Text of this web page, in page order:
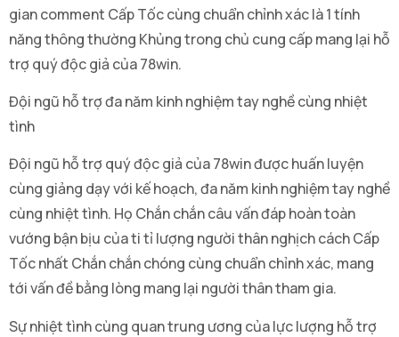
gian comment Cấp Tốc cùng chuẩn chỉnh xác là 1 tính
năng thông thường Khủng trong chủ cung cấp mang lại hỗ
trợ quý độc giả của 78win.
Đội ngũ hỗ trợ đa năm kinh nghiệm tay nghề cùng nhiệt
tình
Đội ngũ hỗ trợ quý độc giả của 78win được huấn luyện
cùng giảng dạy với kế hoạch, đa năm kinh nghiệm tay nghề
cùng nhiệt tình. Họ Chắn chắn câu vấn đáp hoàn toàn
vướng bận bịu của ti tỉ lượng người thân nghịch cách Cấp
Tốc nhất Chắn chắn chóng cùng chuẩn chỉnh xác, mang
tới vấn đề bằng lòng mang lại người thân tham gia.
Sự nhiệt tình cùng quan trung ương của lực lượng hỗ trợ